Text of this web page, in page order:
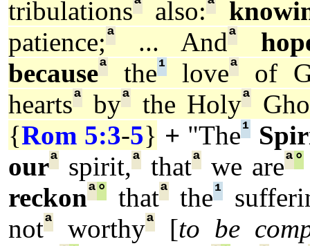
tribulationsª also:ª
patience;ª ... Andª
becauseª the¹loveª
of
heartsª byª the Holyª
{Rom 5:3-5} + "The¹
ourª spirit,ª thatª we areª°
reckonª° thatªthe¹
notª worthyª[to be